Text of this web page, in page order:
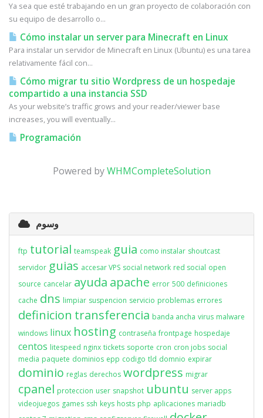
Ya sea que esté trabajando en un gran proyecto de colaboración con
su equipo de desarrollo o...
Cómo instalar un server para Minecraft en Linux
Para instalar un servidor de Minecraft en Linux (Ubuntu) es una tarea
relativamente fácil con...
Cómo migrar tu sitio Wordpress de un hospedaje
compartido a una instancia SSD
As your website’s traffic grows and your reader/viewer base
increases, you will eventually...
Programación
Powered byWHMCompleteSolution
وسوم
ftp tutorial teamspeak guia como instalar shoutcast
servidor guias accesar VPS social network red social open
source cancelar ayuda apache error 500 definiciones
cache dns limpiar suspencion servicio problemas errores
definicion transferencia banda ancha virus malware
windows linux hosting contraseña frontpage hospedaje
centos litespeed nginx tickets soporte cron cron jobs social
media paquete dominios epp codigo tld domnio expirar
dominio reglas derechos wordpress migrar
cpanel proteccion user snapshot ubuntu server apps
videojuegos games ssh keys hosts php aplicaciones mariadb